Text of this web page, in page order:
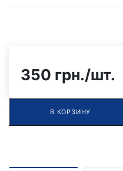
350 грн./шт.
В КОРЗИНУ